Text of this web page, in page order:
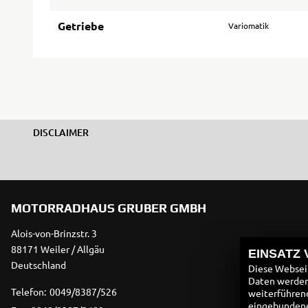
Getriebe Variomatik
DISCLAIMER
MOTORRADHAUS GRUBER GMBH
Alois-von-Brinzstr. 3
88171 Weiler / Allgäu
Deutschland
Telefon: 0049/8387/526
EINSATZ
Diese
Daten